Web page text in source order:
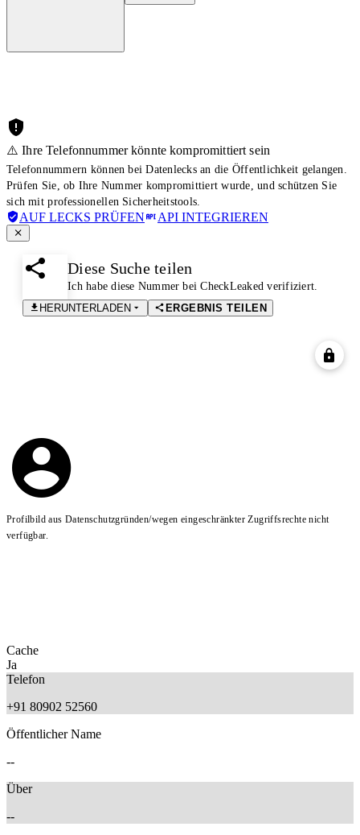
⚠️ Ihre Telefonnummer könnte kompromittiert sein
Telefonnummern können bei Datenlecks an die Öffentlichkeit gelangen.
Prüfen Sie, ob Ihre Nummer kompromittiert wurde, und schützen Sie
sich mit professionellen Sicherheitstools.
AUF LECKS PRÜFEN API INTEGRIEREN
Diese Suche teilen
Ich habe diese Nummer bei CheckLeaked verifiziert.
HERUNTERLADEN
ERGEBNIS TEILEN
Profilbild aus Datenschutzgründen/wegen eingeschränkter Zugriffsrechte nicht
verfügbar.
Cache
Ja
Telefon
+91 80902 52560
Öffentlicher Name
--
Über
--